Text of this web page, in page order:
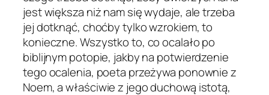
jest większa niż nam się wydaje, ale trzeba
jej dotknąć, choćby tylko wzrokiem, to
konieczne. Wszystko to, co ocalało po
biblijnym potopie, jakby na potwierdzenie
tego ocalenia, poeta przeżywa ponownie z
Noem, a właściwie z jego duchową istotą,